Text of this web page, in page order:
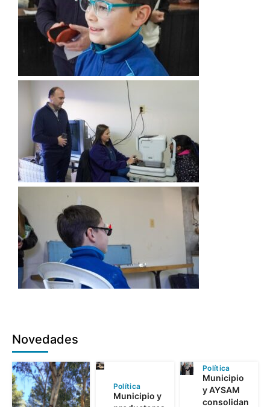
Novedades
Política
Municipio y
Política
Municipio
y AYSAM
consolidan